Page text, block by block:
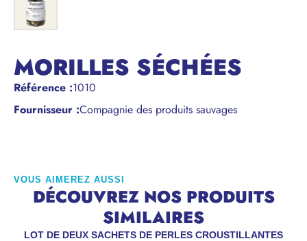
MORILLES SÉCHÉES
Référence :1010
Fournisseur :Compagnie des produits sauvages
VOUS AIMEREZ AUSSI
DÉCOUVREZ NOS PRODUITS
SIMILAIRES
LOT DE DEUX SACHETS DE PERLES CROUSTILLANTES